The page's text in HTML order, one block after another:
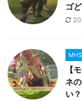
ゴ
【
ネ
い？